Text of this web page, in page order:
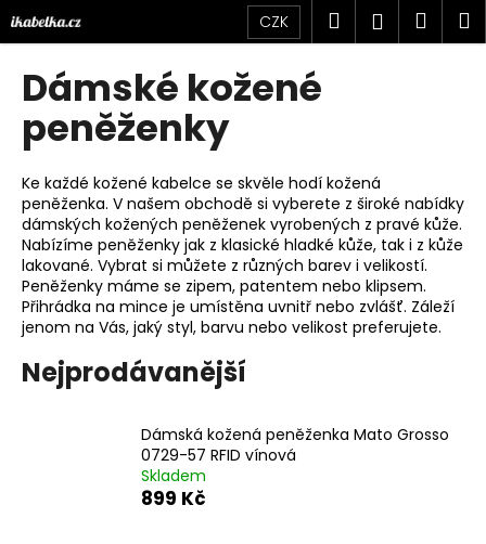
na
obsah
CZK Hledat
Dámské kožené
peněženky
Ke každé kožené kabelce se skvěle hodí kožená
peněženka. V našem obchodě si vyberete z široké nabídky
dámských kožených peněženek vyrobených z pravé kůže.
Nabízíme peněženky jak z klasické hladké kůže, tak i z kůže
lakované. Vybrat si můžete z různých barev i velikostí.
Peněženky máme se zipem, patentem nebo klipsem.
Přihrádka na mince je umístěna uvnitř nebo zvlášť. Záleží
jenom na Vás, jaký styl, barvu nebo velikost preferujete.
Nejprodávanější
Dámská kožená peněženka Mato Grosso
0729-57 RFID vínová
Skladem
899 Kč
K
o
C
o
p
o
t
ř
e
b
u
j